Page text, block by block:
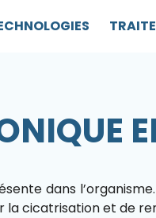
dans
la cicatrisation et de